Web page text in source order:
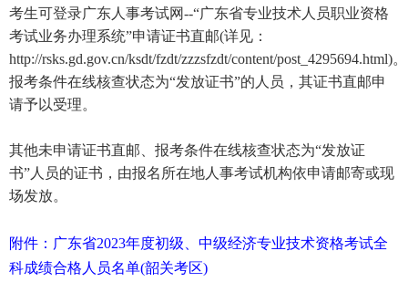
考生可登录广东人事考试网--“广东省专业技术人员职业资格
考试业务办理系统”申请证书直邮(详见：
http://rsks.gd.gov.cn/ksdt/fzdt/zzzsfzdt/content/post_4295694.html)。
报考条件在线核查状态为“发放证书”的人员，其证书直邮申
请予以受理。
其他未申请证书直邮、报考条件在线核查状态为“发放证
书”人员的证书，由报名所在地人事考试机构依申请邮寄或现
场发放。
附件：广东省2023年度初级、中级经济专业技术资格考试全
科成绩合格人员名单(韶关考区)